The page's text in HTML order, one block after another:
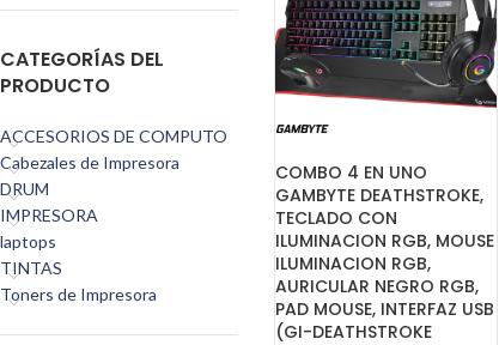
CATEGORÍAS DEL
PRODUCTO
ACCESORIOS DE COMPUTO
Cabezales de Impresora
DRUM
IMPRESORA
laptops
TINTAS
Toners de Impresora
COMBO 4 EN UNO
GAMBYTE DEATHSTROKE,
TECLADO CON
ILUMINACION RGB, MOUSE
ILUMINACION RGB,
AURICULAR NEGRO RGB,
PAD MOUSE, INTERFAZ USB
(GI-DEATHSTROKE